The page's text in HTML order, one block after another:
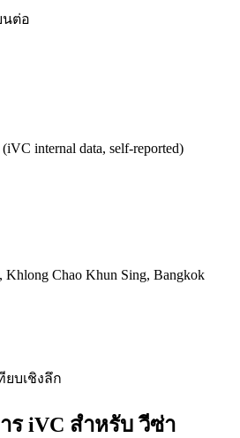
นต่อ
internal data, self-reported)
Khlong Chao Khun Sing, Bangkok
ยบเชิงลึก
าร iVC สำหรับวีซ่า